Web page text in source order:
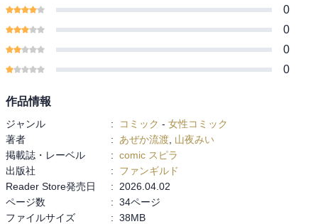
0
0
0
0
作品情報
ジャンル : コミック - 女性コミック
著者
: あぜか流渡 山夜みい
掲載誌・レーベル
: comic スピラ
出版社
:
ファンギルド
Reader Store発売日
:
2026.04.02
ページ数
: 34ページ
ファイルサイズ
: 38MB